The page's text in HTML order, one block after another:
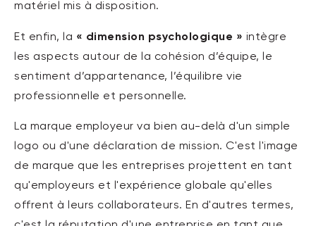
matériel mis à disposition.
Et enfin, la « dimension psychologique » intègre
les aspects autour de la cohésion d’équipe, le
sentiment d’appartenance, l’équilibre vie
professionnelle et personnelle.
La marque employeur va bien au-delà d'un simple
logo ou d'une déclaration de mission. C'est l'image
de marque que les entreprises projettent en tant
qu'employeurs et l'expérience globale qu'elles
offrent à leurs collaborateurs. En d'autres termes,